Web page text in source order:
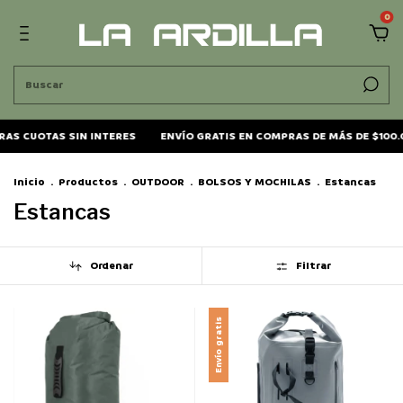
0
CUOTAS SIN INTERES ENVÍO GRATIS EN COMPRAS DE MÁS DE
Inicio . Productos . OUTDOOR . BOLSOS Y MOCHILAS . Estancas
Estancas
Ordenar Filtrar
Envío gratis